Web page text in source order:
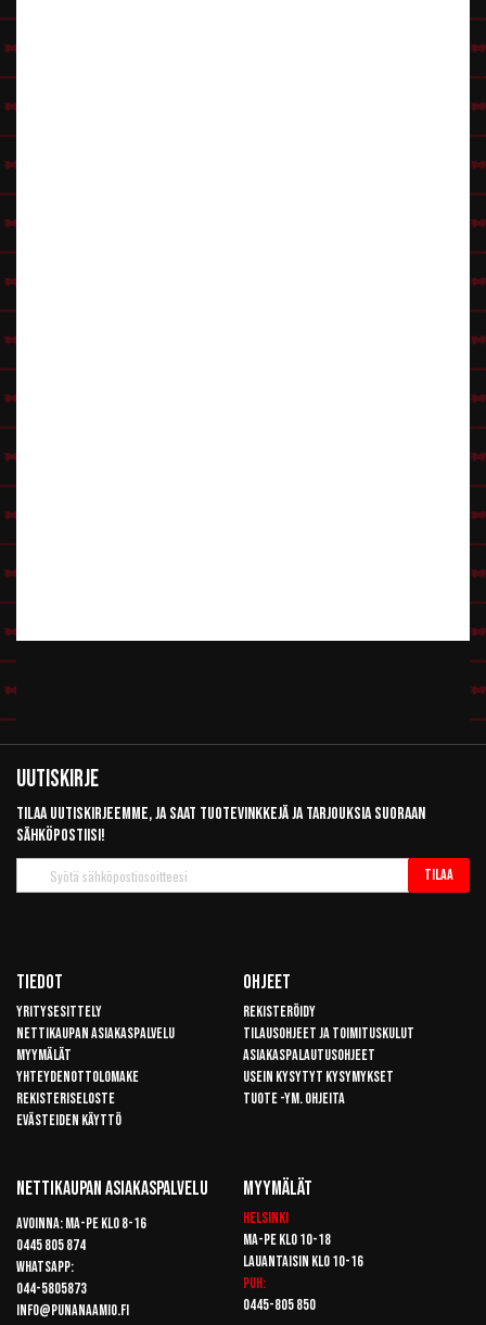
Uutiskirje
Tilaa uutiskirjeemme, ja saat tuotevinkkejä ja tarjouksia suoraan
sähköpostiisi!
uutiskirje
Tilaa
Tiedot
Yritysesittely
Nettikaupan asiakaspalvelu
Myymälät
Yhteydenottolomake
Rekisteriseloste
Evästeiden käyttö
Ohjeet
Rekisteröidy
Tilausohjeet ja toimituskulut
Asiakaspalautusohjeet
Usein kysytyt kysymykset
Tuote -ym. ohjeita
Nettikaupan Asiakaspalvelu
Avoinna: Ma-pe klo 8-16
0445 805 874
Whatsapp:
044-5805873
info@punanaamio.fi
Myymälät
Helsinki
Ma-pe klo 10-18
Lauantaisin klo 10-16
Puh:
0445-805 850